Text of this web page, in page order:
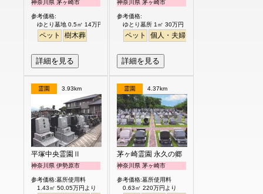
神奈川県 茅ヶ崎市
参考価格:
ゆとり墓地 0.5㎡ 14万円より
ペット 樹木葬
詳細を見る
神奈川県 茅ヶ崎市
参考価格:
ゆとり墓所 1㎡ 30万円
ペット 個人・夫婦
詳細を見る
霊園 3.93km
平塚中央霊園Ⅱ
神奈川県 伊勢原市
参考価格:墓所使用料
1.43㎡ 50.05万円より
霊園 4.37km
茅ヶ崎霊園 永久の郷
神奈川県 茅ヶ崎市
参考価格:墓所使用料
0.63㎡ 220万円より